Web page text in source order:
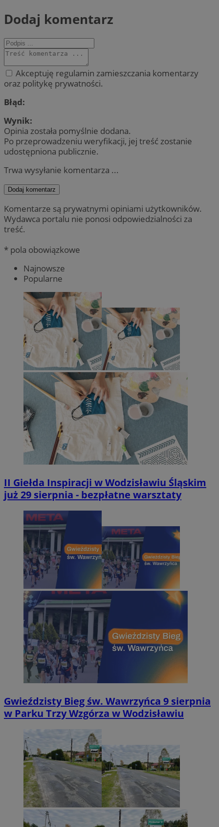
Dodaj komentarz
Akceptuję regulamin zamieszczania komentarzy
oraz politykę prywatności.
Błąd:
Wynik:
Opinia została pomyślnie dodana.
Po przeprowadzeniu weryfikacji, jej treść zostanie
udostępniona publicznie.
Trwa wysyłanie komentarza ...
Dodaj komentarz
Komentarze są prywatnymi opiniami użytkowników.
Wydawca portalu nie ponosi odpowiedzialności za
treść.
* pola obowiązkowe
Najnowsze
Popularne
II Giełda Inspiracji w Wodzisławiu Śląskim
już 29 sierpnia - bezpłatne warsztaty
Gwieździsty Bieg św. Wawrzyńca 9 sierpnia
w Parku Trzy Wzgórza w Wodzisławiu